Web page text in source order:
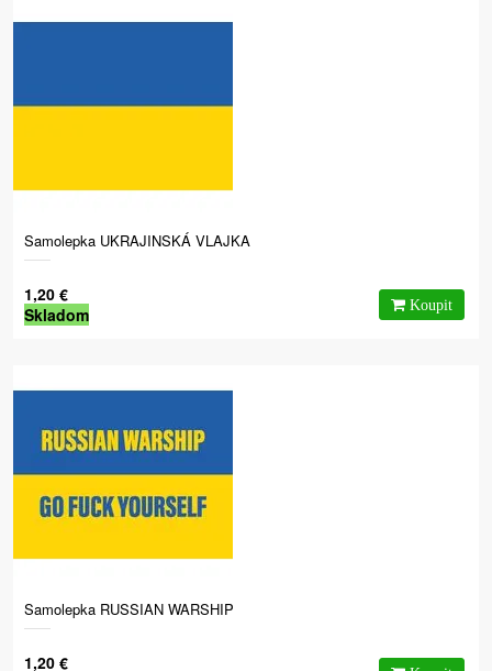
Samolepka UKRAJINSKÁ VLAJKA
1,20 €
Skladom
Samolepka RUSSIAN WARSHIP
1,20 €